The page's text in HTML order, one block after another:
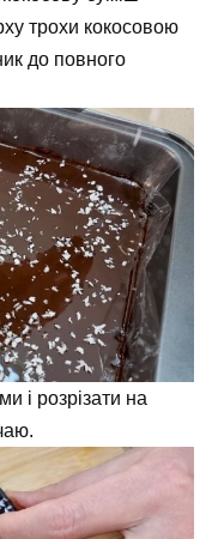
трохи кокосовою
до повного
і розрізати на